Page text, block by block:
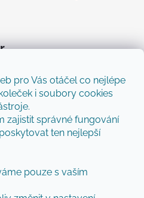
pro Vás otáčel co nejlépe
i soubory cookies
zajistit správné fungování
ten nejlepší
pouze s vaším
budeme zasílat informace
e-shopu.
budeme zasílat ty nejlepší
spodmínkami